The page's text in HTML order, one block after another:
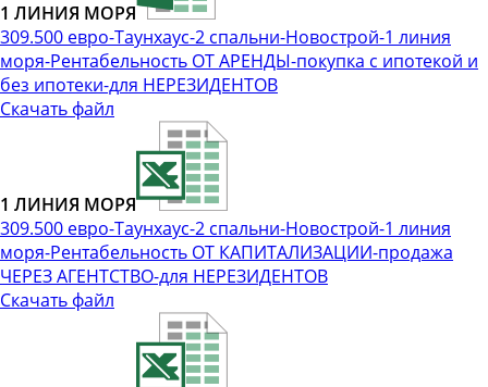
1 ЛИНИЯ МОРЯ
309.500 евро-Таунхаус-2 спальни-Новострой-1 линия
моря-Рентабельность ОТ АРЕНДЫ-покупка с ипотекой и
без ипотеки-для НЕРЕЗИДЕНТОВ
Скачать файл
1 ЛИНИЯ МОРЯ
309.500 евро-Таунхаус-2 спальни-Новострой-1 линия
моря-Рентабельность ОТ КАПИТАЛИЗАЦИИ-продажа
ЧЕРЕЗ АГЕНТСТВО-для НЕРЕЗИДЕНТОВ
Скачать файл